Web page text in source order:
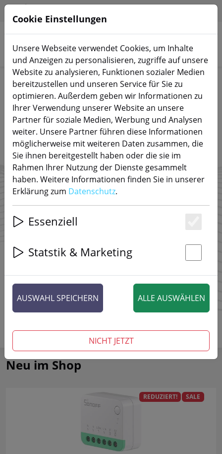
Produkte suchen
Steuere Dein Zuhause
Jetzt Smart Home Produkte shoppen
Neu im Shop
REDUZIERT! SALE
Cookie Einstellungen
Unsere Webseite verwendet Cookies, um Inhalte
und Anzeigen zu personalisieren, zugriffe auf unsere
Website zu analysieren, Funktionen sozialer Medien
bereitzustellen und unseren Service für Sie zu
optimieren. Außerdem geben wir Informationen zu
Ihrer Verwendung unserer Website an unsere
Partner für soziale Medien, Werbung und Analysen
weiter. Unsere Partner führen diese Informationen
möglicherweise mit weiteren Daten zusammen, die
Sie ihnen bereitgestellt haben oder die sie im
Rahmen Ihrer Nutzung der Dienste gesammelt
haben. Weitere Informationen finden Sie in unserer
Erklärung zum Datenschutz.
Essenziell
Statstik & Marketing
AUSWAHL SPEICHERN ALLE AUSWÄHLEN
NICHT JETZT